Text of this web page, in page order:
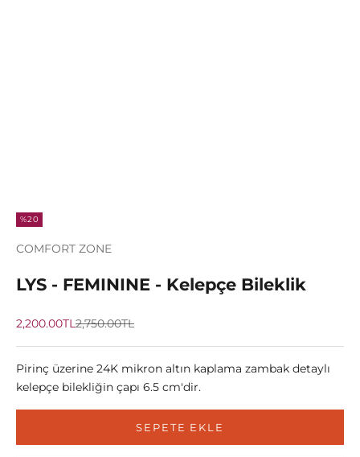
%20
COMFORT ZONE
LYS - FEMININE - Kelepçe Bileklik
İndirimli fiyat
2,200.00TLNormal fiyat
2,750.00TL
Pirinç üzerine 24K mikron altın kaplama zambak detaylı
kelepçe bilekliğin çapı 6.5 cm'dir.
SEPETE EKLE